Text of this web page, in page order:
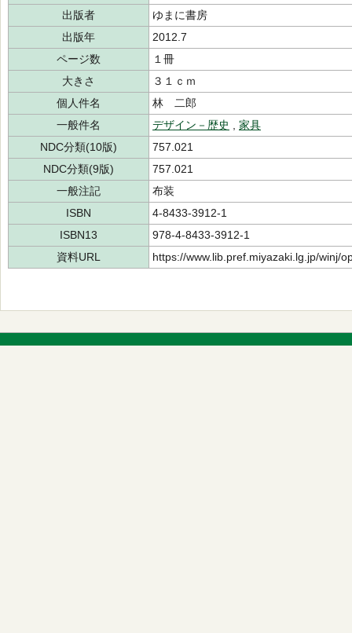
出版者
ゆまに書房
出版年
2012.7
ページ数
１冊
大きさ
３１ｃｍ
個人件名
林 二郎
一般件名
デザイン－歴史
家具
NDC分類(10版)
757.021
NDC分類(9版)
757.021
一般注記
布装
ISBN
4-8433-3912-1
ISBN13
978-4-8433-3912-1
資料URL
https://www.lib.pref.miyazaki.lg.jp/winj/